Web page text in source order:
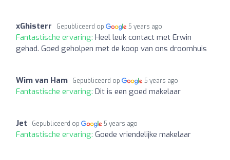
xGhisterr Gepubliceerd op 5 years ago
Fantastische ervaring: Heel leuk contact met Erwin
gehad. Goed geholpen met de koop van ons droomhuis
Wim van Ham Gepubliceerd op 5 years ago
Fantastische ervaring: Dit is een goed makelaar
Jet Gepubliceerd op 5 years ago
Fantastische ervaring: Goede vriendelijke makelaar